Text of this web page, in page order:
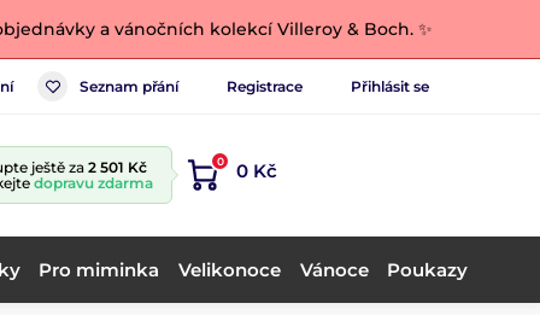
a vánočních kolekcí Villeroy & Boch. ✨
Seznam přání Registrace Přihlásit se
ještě za 2 501 Kč
dopravu zdarma
0 0 Kč
Pro miminka Velikonoce Vánoce Poukazy